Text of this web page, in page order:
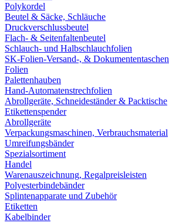
Polykordel
Beutel & Säcke, Schläuche
Druckverschlussbeutel
Flach- & Seitenfaltenbeutel
Schlauch- und Halbschlauchfolien
SK-Folien-Versand-, & Dokumententaschen
Folien
Palettenhauben
Hand-Automatenstrechfolien
Abrollgeräte, Schneideständer & Packtische
Etikettenspender
Abrollgeräte
Verpackungsmaschinen, Verbrauchsmaterial
Umreifungsbänder
Spezialsortiment
Handel
Warenauszeichnung, Regalpreisleisten
Polyesterbindebänder
Splintenapparate und Zubehör
Etiketten
Kabelbinder